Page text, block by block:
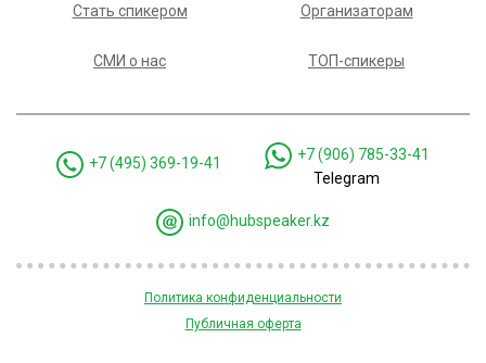
Стать спикером Организаторам
СМИ о нас ТОП-спикеры
+7 (495) 369-19-41
+7 (906) 785-33-41
Telegram
info@hubspeaker.kz
Политика конфиденциальности
Публичная оферта